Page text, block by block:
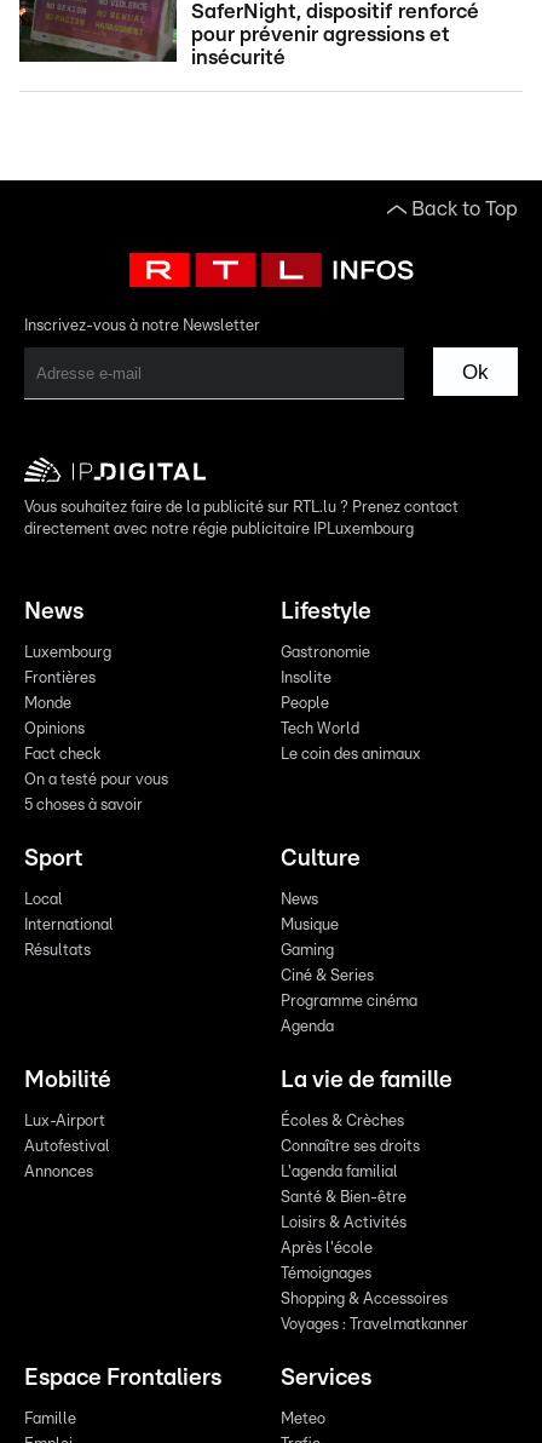
SaferNight, dispositif renforcé
pour prévenir agressions et
insécurité
Back to Top
Inscrivez-vous à notre Newsletter
Ok
Vous souhaitez faire de la publicité sur RTL.lu ? Prenez contact
directement avec notre régie publicitaire IPLuxembourg
News
Luxembourg
Frontières
Monde
Opinions
Fact check
On a testé pour vous
5 choses à savoir
Lifestyle
Gastronomie
Insolite
People
Tech World
Le coin des animaux
Sport
Local
International
Résultats
Culture
News
Musique
Gaming
Ciné & Series
Programme cinéma
Agenda
Mobilité
Lux-Airport
Autofestival
Annonces
La vie de famille
Écoles & Crèches
Connaître ses droits
L'agenda familial
Santé & Bien-être
Loisirs & Activités
Après l'école
Témoignages
Shopping & Accessoires
Voyages : Travelmatkanner
Espace Frontaliers
Famille
Services
Meteo